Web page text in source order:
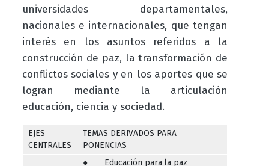
universidades departamentales,
nacionales e internacionales, que tengan
interés en los asuntos referidos a la
construcción de paz, la transformación de
conflictos sociales y en los aportes que se
logran mediante la articulación
educación, ciencia y sociedad.
EJES
CENTRALES
TEMAS DERIVADOS PARA
PONENCIAS
● Educación para la paz